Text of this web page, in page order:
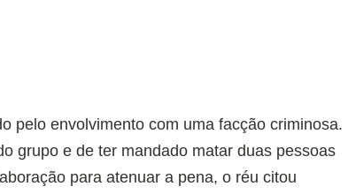
pelo envolvimento com uma facção criminosa.
grupo e de ter mandado matar duas pessoas
para atenuar a pena, o réu citou